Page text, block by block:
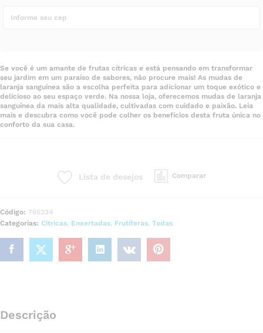
Se você é um amante de frutas cítricas e está pensando em transformar
seu jardim em um paraíso de sabores, não procure mais! As mudas de
laranja sanguínea são a escolha perfeita para adicionar um toque exótico e
delicioso ao seu espaço verde. Na nossa loja, oferecemos mudas de laranja
sanguínea da mais alta qualidade, cultivadas com cuidado e paixão. Leia
mais e descubra como você pode colher os benefícios desta fruta única no
conforto da sua casa.
Lista de desejos Comparar
Código: 765234
Categorias: Citricas, Enxertadas, Frutíferas, Todas
Descrição